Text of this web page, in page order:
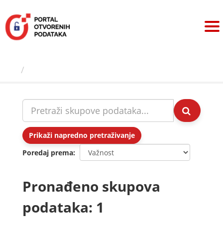
sadržaj
Prikaži napredno pretraživanje
Poredaj prema
Pronađeno skupova
podataka: 1